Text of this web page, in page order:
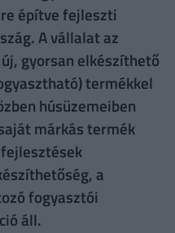
építve fejleszti
A vállalat az
gyorsan elkészíthető
termékkel
húsüzemeiben
márkás termék
a
fogyasztói
áll.